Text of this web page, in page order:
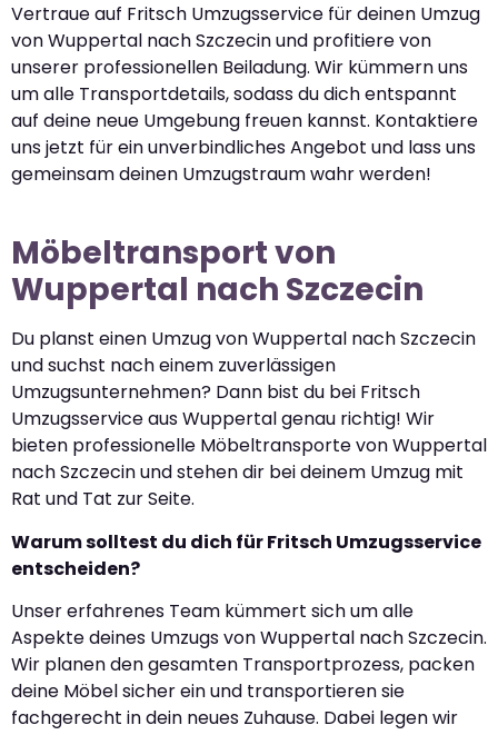
Vertraue auf Fritsch Umzugsservice für deinen Umzug
von Wuppertal nach Szczecin und profitiere von
unserer professionellen Beiladung. Wir kümmern uns
um alle Transportdetails, sodass du dich entspannt
auf deine neue Umgebung freuen kannst. Kontaktiere
uns jetzt für ein unverbindliches Angebot und lass uns
gemeinsam deinen Umzugstraum wahr werden!
Möbeltransport von
Wuppertal nach Szczecin
Du planst einen Umzug von Wuppertal nach Szczecin
und suchst nach einem zuverlässigen
Umzugsunternehmen? Dann bist du bei Fritsch
Umzugsservice aus Wuppertal genau richtig! Wir
bieten professionelle Möbeltransporte von Wuppertal
nach Szczecin und stehen dir bei deinem Umzug mit
Rat und Tat zur Seite.
Warum solltest du dich für Fritsch Umzugsservice
entscheiden?
Unser erfahrenes Team kümmert sich um alle
Aspekte deines Umzugs von Wuppertal nach Szczecin.
Wir planen den gesamten Transportprozess, packen
deine Möbel sicher ein und transportieren sie
fachgerecht in dein neues Zuhause. Dabei legen wir